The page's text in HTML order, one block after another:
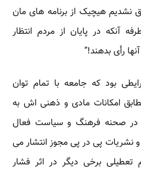
نشدیم هیچیک از برنامه های مان
آنکه در پایان از مردم انتظار
رأی بدهند!”
بود که جامعه با تمام توان
امکانات مادی و ذهنی اش به
صحنه فرهنگ و سیاست فعال
و نشریات پی در پی مجوز انتشار می
تعطیلی برخی دیگر در اثر فشار